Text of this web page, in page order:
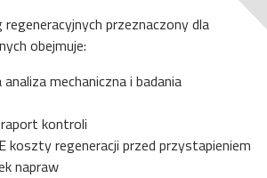
przeznaczony dla
obejmuje:
mechaniczna i badania
kontroli
koszty regeneracji przed przystapieniem
napraw